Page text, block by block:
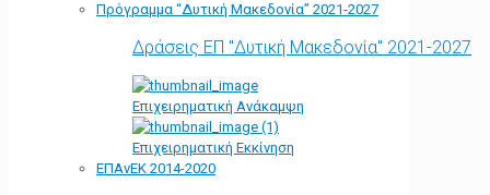
Πρόγραμμα “Δυτική Μακεδονία” 2021-2027
Δράσεις ΕΠ "Δυτική Μακεδονία" 2021-2027
Επιχειρηματική Ανάκαμψη
Επιχειρηματική Εκκίνηση
ΕΠΑνΕΚ 2014-2020